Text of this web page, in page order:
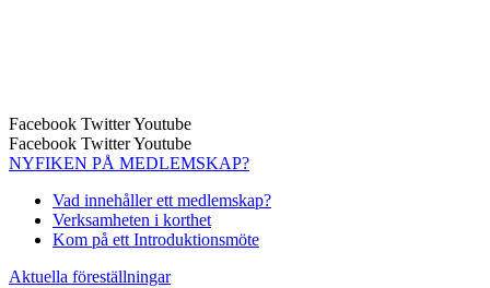
Facebook TwitterYoutube
Facebook TwitterYoutube
NYFIKEN PÅ MEDLEMSKAP?
Vad innehåller ett medlemskap?
Verksamheten i korthet
Kom på ett Introduktionsmöte
Aktuella föreställningar